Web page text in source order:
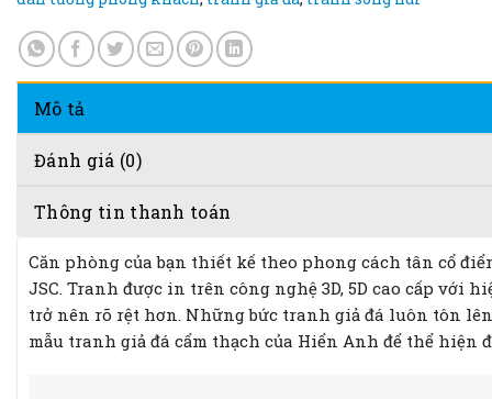
Mô tả
Đánh giá (0)
Thông tin thanh toán
Căn phòng của bạn thiết kế theo phong cách tân cổ
JSC. Tranh được in trên công nghệ 3D, 5D cao cấp với
trở nên rõ rệt hơn. Những bức tranh giả đá luôn tôn
mẫu tranh giả đá cẩm thạch của Hiển Anh để thể hiện